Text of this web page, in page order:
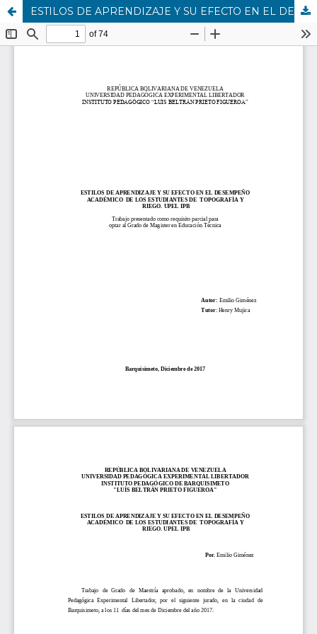
ESTILOS DE APRENDIZAJE Y SU EFECTO EN EL DESEMPEÑO ACADÉMICO DE LOS ESTUDIANTES DE TOPOGRAFÍA Y RIEGO. UPEL IPB